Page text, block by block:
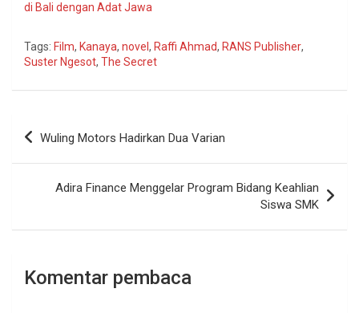
di Bali dengan Adat Jawa
Tags: Film, Kanaya, novel , Raffi Ahmad, RANS Publisher,
Suster Ngesot, The Secret
Navigasi
Wuling Motors Hadirkan Dua Varian
Adira Finance Menggelar Program Bidang Keahlian
Siswa SMK
Komentar pembaca